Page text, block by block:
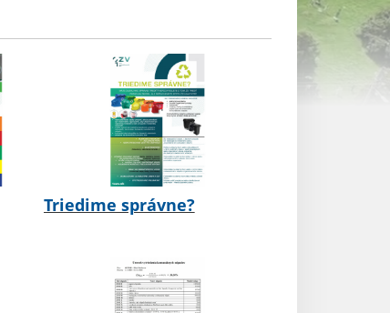
Triedime správne?